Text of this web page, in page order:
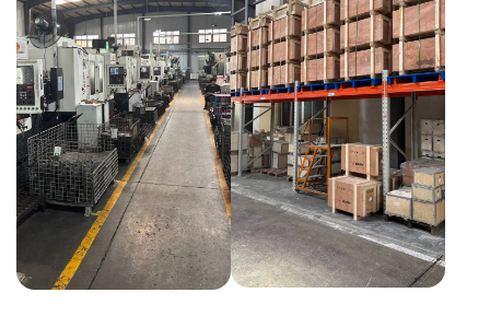
Фото- и видеоотчёт
Страховка груза
(опционально)
Разрешительные
документы, ГТД